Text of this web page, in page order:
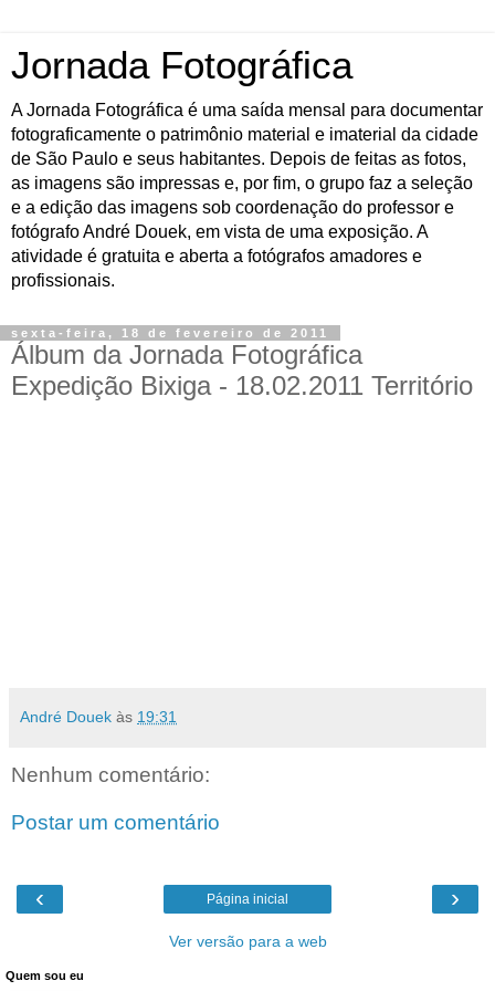
Jornada Fotográfica
A Jornada Fotográfica é uma saída mensal para documentar
fotograficamente o patrimônio material e imaterial da cidade
de São Paulo e seus habitantes. Depois de feitas as fotos,
as imagens são impressas e, por fim, o grupo faz a seleção
e a edição das imagens sob coordenação do professor e
fotógrafo André Douek, em vista de uma exposição. A
atividade é gratuita e aberta a fotógrafos amadores e
profissionais.
sexta-feira, 18 de fevereiro de 2011
Álbum da Jornada Fotográfica
Expedição Bixiga - 18.02.2011 Território
André Douek às 19:31
Nenhum comentário:
Postar um comentário
‹ ›
Página inicial
Ver versão para a web
Quem sou eu